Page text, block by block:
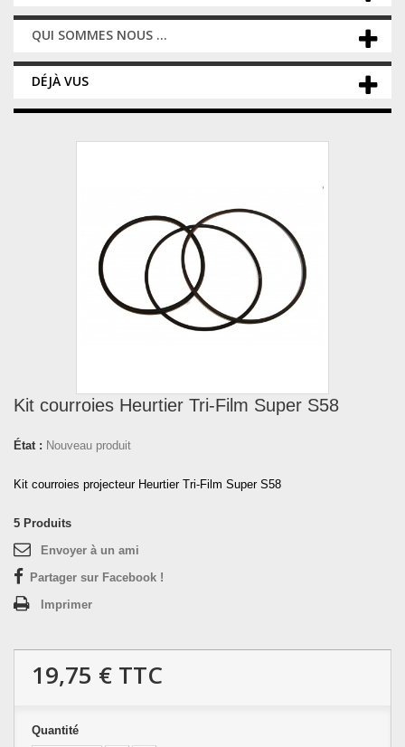
QUI SOMMES NOUS ...
DÉJÀ VUS
Kit courroies Heurtier Tri-Film Super S58
État : Nouveau produit
Kit courroies projecteur Heurtier Tri-Film Super S58
5 Produits
Envoyer à un ami
Partager sur Facebook !
Imprimer
19,75 € TTC
Quantité